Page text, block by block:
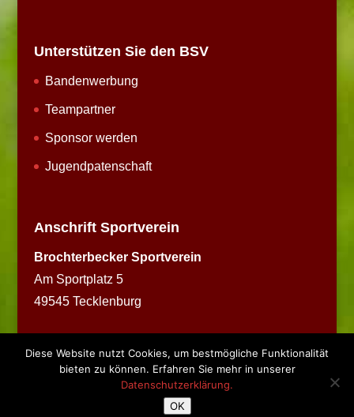
Unterstützen Sie den BSV
Bandenwerbung
Teampartner
Sponsor werden
Jugendpatenschaft
Anschrift Sportverein
Brochterbecker Sportverein
Am Sportplatz 5
49545 Tecklenburg
Copyright © 2026 BSV Brochterbeck
Diese Website nutzt Cookies, um bestmögliche Funktionalität
bieten zu können. Erfahren Sie mehr in unserer
Datenschutzerklärung.
OK